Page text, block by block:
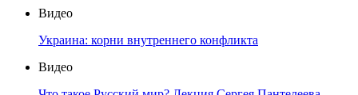
Видео
Украина: корни внутреннего конфликта
Видео